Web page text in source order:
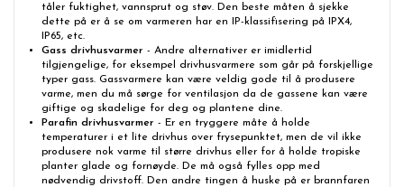
tåler fuktighet, vannsprut og støv. Den beste måten å sjekke
dette på er å se om varmeren har en IP-klassifisering på IPX4,
IP65, etc.
Gass drivhusvarmer - Andre alternativer er imidlertid
tilgjengelige, for eksempel drivhusvarmere som går på forskjellige
typer gass. Gassvarmere kan være veldig gode til å produsere
varme, men du må sørge for ventilasjon da de gassene kan være
giftige og skadelige for deg og plantene dine.
Parafin drivhusvarmer - Er en tryggere måte å holde
temperaturer i et lite drivhus over frysepunktet, men de vil ikke
produsere nok varme til større drivhus eller for å holde tropiske
planter glade og fornøyde. De må også fylles opp med
nødvendig drivstoff. Den andre tingen å huske på er brannfaren